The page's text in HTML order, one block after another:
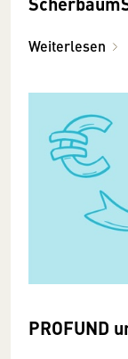
Weiterlesen
PROFUND